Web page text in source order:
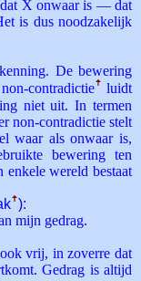
X onwaar is — dat
is dus noodzakelijk
De bewering
contradictieꜛ luidt
niet uit. In termen
non-contradictie stelt
waar als onwaar is,
bewering ten
enkele wereld bestaat
ꜛ):
mijn gedrag.
vrij, in zoverre dat
Gedrag is altijd